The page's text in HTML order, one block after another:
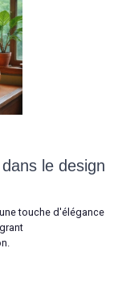
le design
touche d'élégance